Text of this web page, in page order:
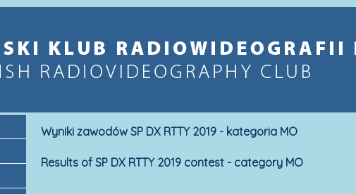
Wyniki zawodów SP DX RTTY 2019 - kategoria MO
Results of SP DX RTTY 2019 contest - category MO